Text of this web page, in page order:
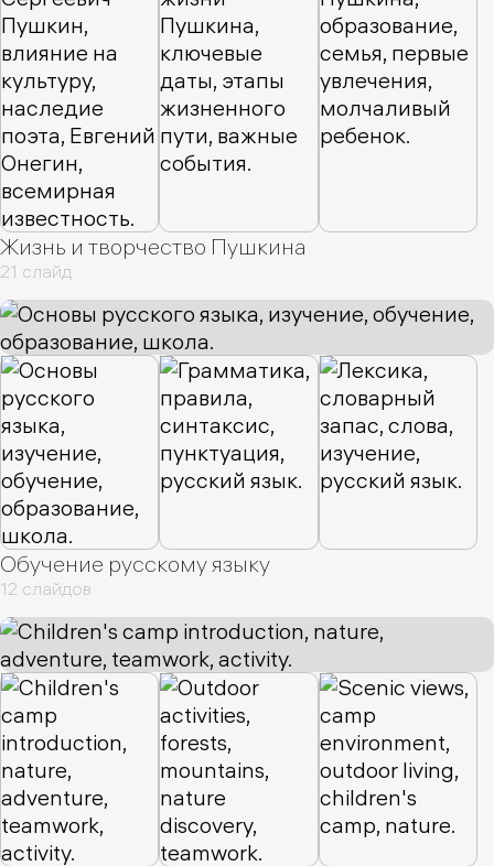
Жизнь и творчество Пушкина
21 слайд
Обучение русскому языку
12 слайдов